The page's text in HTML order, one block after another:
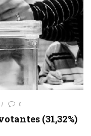
0
(31,32%)